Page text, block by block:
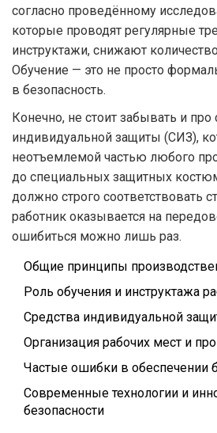
согласно проведённому
которые проводят регулярные
инструктажи, снижают
Обучение — это не просто
в безопасность.
Конечно, не стоит забывать и про
индивидуальной защиты (СИЗ),
неотъемлемой частью любого
до специальных защитных
должно строго соответствовать
работник оказывается на
ошибиться можно лишь раз.
Общие принципы
Роль обучения и инструктажа
Средства индивидуальной
Организация рабочих мест и
Частые ошибки в обеспечении
Современные технологии и
безопасности